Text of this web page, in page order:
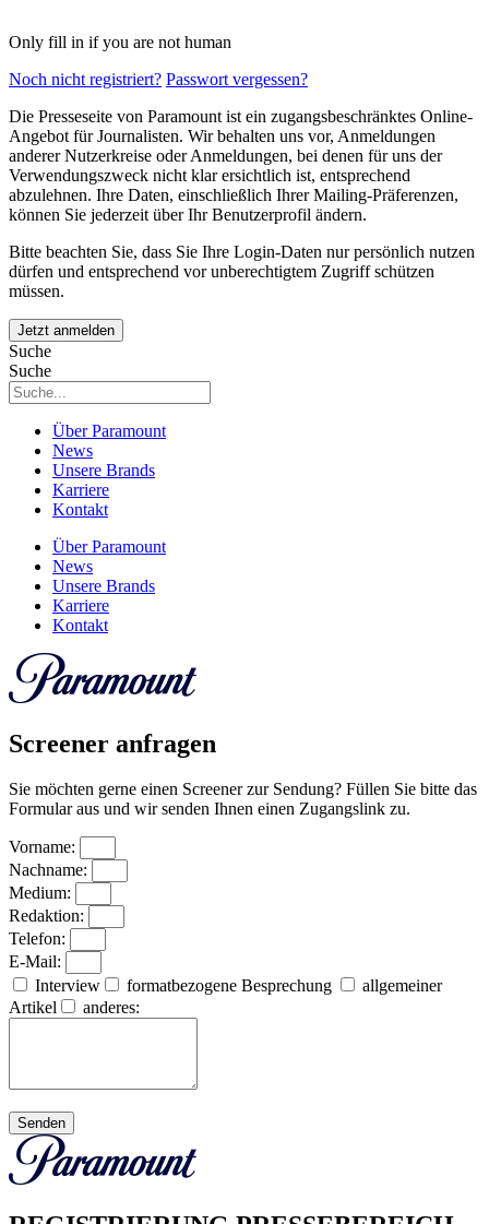
Only fill in if you are not human
Noch nicht registriert? Passwort vergessen?
Die Presseseite von Paramount ist ein zugangsbeschränktes Online-
Angebot für Journalisten. Wir behalten uns vor, Anmeldungen
anderer Nutzerkreise oder Anmeldungen, bei denen für uns der
Verwendungszweck nicht klar ersichtlich ist, entsprechend
abzulehnen. Ihre Daten, einschließlich Ihrer Mailing-Präferenzen,
können Sie jederzeit über Ihr Benutzerprofil ändern.
Bitte beachten Sie, dass Sie Ihre Login-Daten nur persönlich nutzen
dürfen und entsprechend vor unberechtigtem Zugriff schützen
müssen.
Suche
Suche
Über Paramount
News
Unsere Brands
Karriere
Kontakt
Über Paramount
News
Unsere Brands
Karriere
Kontakt
Screener anfragen
Sie möchten gerne einen Screener zur Sendung? Füllen Sie bitte das
Formular aus und wir senden Ihnen einen Zugangslink zu.
Vorname:
Nachname:
Medium:
Redaktion:
Telefon:
E-Mail:
Interview
formatbezogene Besprechung
allgemeiner
Artikel
anderes:
Senden